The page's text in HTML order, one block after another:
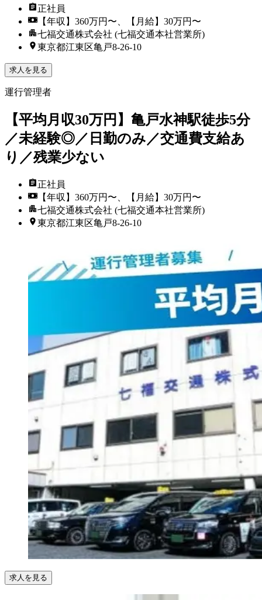
正社員
【年収】360万円〜、【月給】30万円〜
七福交通株式会社 (七福交通本社営業所)
東京都江東区亀戸8-26-10
求人を見る
運行管理者
【平均月収30万円】亀戸水神駅徒歩5分
／未経験◎／日勤のみ／交通費支給あ
り／残業少ない
正社員
【年収】360万円〜、【月給】30万円〜
七福交通株式会社 (七福交通本社営業所)
東京都江東区亀戸8-26-10
求人を見る